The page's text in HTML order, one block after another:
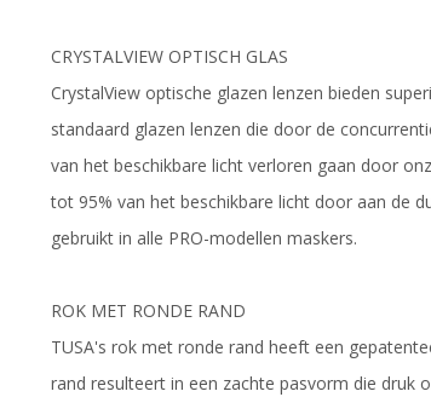
CRYSTALVIEW OPTISCH GLAS
CrystalView optische glazen lenzen bieden
standaard glazen lenzen die door de
van het beschikbare licht verloren gaan door
tot 95% van het beschikbare licht door aan de
gebruikt in alle PRO-modellen maskers.
ROK MET RONDE RAND
TUSA's rok met ronde rand heeft een
rand resulteert in een zachte pasvorm die druk